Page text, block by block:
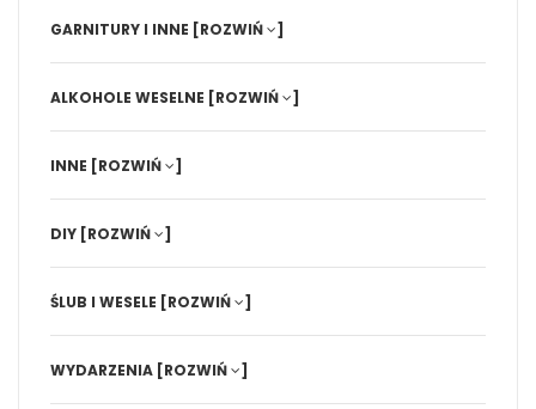
GARNITURY I INNE [ROZWIŃ ]
ALKOHOLE WESELNE [ROZWIŃ ]
INNE [ROZWIŃ ]
DIY [ROZWIŃ ]
ŚLUB I WESELE [ROZWIŃ ]
WYDARZENIA [ROZWIŃ ]